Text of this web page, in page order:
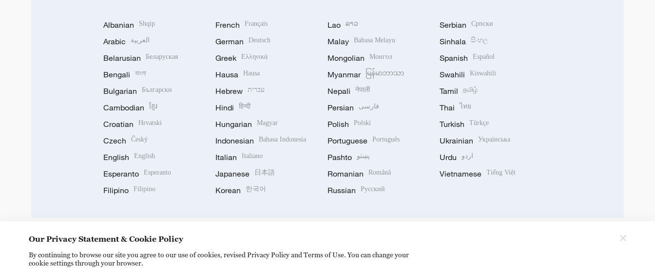
Albanian Shqip
Arabic العربية
Belarusian Беларуская
Bengali বাংলা
Bulgarian Български
Cambodian ខ្មែរ
Croatian Hrvatski
Czech Český
English English
Esperanto Esperanto
Filipino Filipino
French Français
German Deutsch
Greek Ελληνικά
Hausa Hausa
Hebrew עברית
Hindi हिन्दी
Hungarian Magyar
Indonesian Bahasa Indonesia
Italian Italiano
Japanese 日本語
Korean 한국어
Lao ລາວ
Malay Bahasa Melayu
Mongolian Монгол
Myanmar မြန်မာဘာသာ
Nepali नेपाली
Persian فارسی
Polish Polski
Portuguese Português
Pashto پښتو
Romanian Română
Russian Русский
Serbian Српски
Sinhala සිංහල
Spanish Español
Swahili Kiswahili
Tamil தமிழ்
Thai ไทย
Turkish Türkçe
Ukrainian Українська
Urdu اردو
Vietnamese Tiếng Việt
DOWNLOAD OUR APP
Our Privacy Statement & Cookie Policy
By continuing to browse our site you agree to our use of cookies, revised Privacy Policy and Terms of Use. You can change your
cookie settings through your browser.